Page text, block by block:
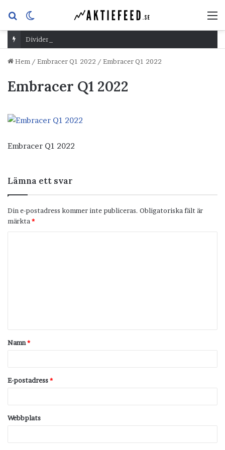
Sök
efterskin
Dividend Overshoot Day
Hem / Embracer Q1 2022 / Embracer Q1 2022
Embracer Q1 2022
Embracer Q1 2022
Lämna ett svar
Din e-postadress kommer inte publiceras. Obligatoriska fält är
märkta *
t
a
Namn*
E-postadress*
Webbplats